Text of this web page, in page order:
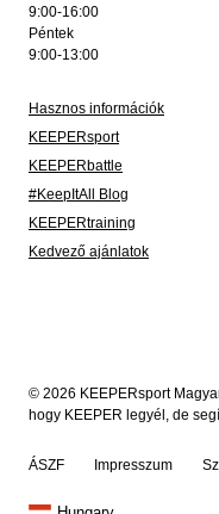
9:00-16:00
Péntek
9:00-13:00
Hasznos információk
KEEPERsport
KEEPERbattle
#KeepItAll Blog
KEEPERtraining
Kedvező ajánlatok
© 2026 KEEPERsport
hogy KEEPER legyél, de
ÁSZF Impresszum